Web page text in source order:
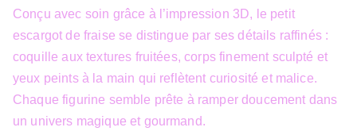
Conçu avec soin grâce à l’impression 3D, le petit
escargot de fraise se distingue par ses détails raffinés :
coquille aux textures fruitées, corps finement sculpté et
yeux peints à la main qui reflètent curiosité et malice.
Chaque figurine semble prête à ramper doucement dans
un univers magique et gourmand.